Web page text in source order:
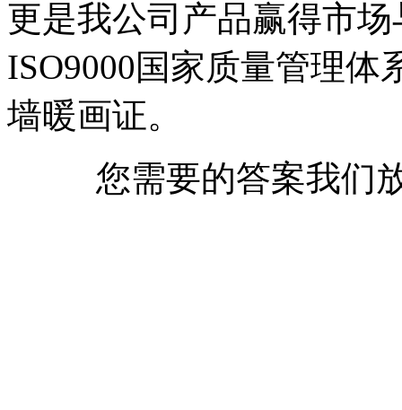
更是我公司产品赢得市
ISO9000国家质量管理体
墙暖画证。
您需要的答案我们